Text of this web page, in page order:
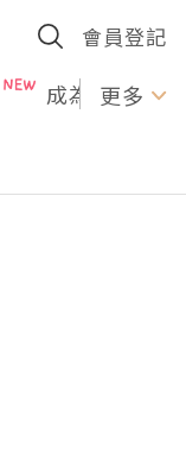
會員登記
成為U更多